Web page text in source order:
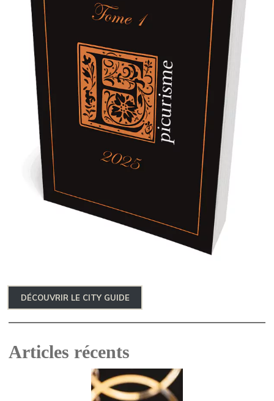
DÉCOUVRIR LE CITY GUIDE
Articles récents